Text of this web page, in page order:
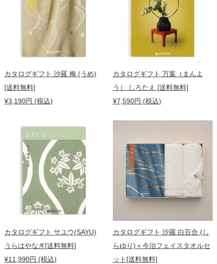
カタログギフト 沙羅 梅 (うめ)
[送料無料]
¥3,190円 (税込)
カタログギフト 万葉（まんよ
う） しろたえ [送料無料]
¥7,590円 (税込)
カタログギフト サユウ(SAYU)
うらはやなぎ[送料無料]
¥11,990円 (税込)
カタログギフト 沙羅 白百合 (し
らゆり)＋今治フェイスタオルセ
ット[送料無料]